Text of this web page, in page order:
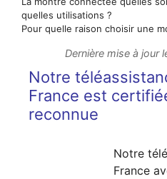
quelles utilisations ?
Pour quelle raison choisir une
Dernière mise à jour
Notre
France est
reconnue
Notre
France